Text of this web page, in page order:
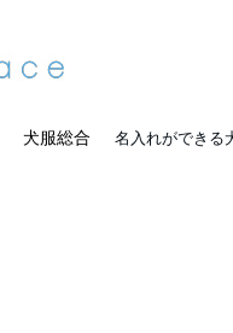
犬服総合 名入れができる